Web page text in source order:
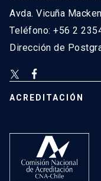
Avda. Vicuña
Teléfono: +56 2
Dirección de
ACREDITACIÓN